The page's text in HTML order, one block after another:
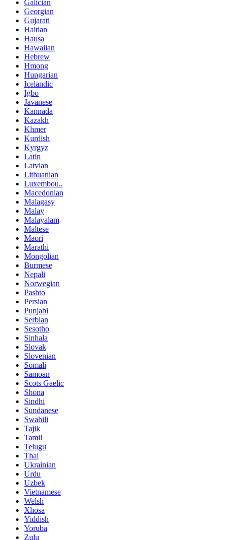
Galician
Georgian
Gujarati
Haitian
Hausa
Hawaiian
Hebrew
Hmong
Hungarian
Icelandic
Igbo
Javanese
Kannada
Kazakh
Khmer
Kurdish
Kyrgyz
Latin
Latvian
Lithuanian
Luxembou..
Macedonian
Malagasy
Malay
Malayalam
Maltese
Maori
Marathi
Mongolian
Burmese
Nepali
Norwegian
Pashto
Persian
Punjabi
Serbian
Sesotho
Sinhala
Slovak
Slovenian
Somali
Samoan
Scots Gaelic
Shona
Sindhi
Sundanese
Swahili
Tajik
Tamil
Telugu
Thai
Ukrainian
Urdu
Uzbek
Vietnamese
Welsh
Xhosa
Yiddish
Yoruba
Zulu